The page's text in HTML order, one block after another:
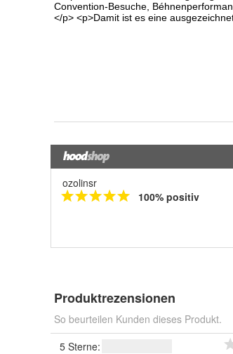
ozolinsr
100% positiv
Produktrezensionen
So beurteilen Kunden dieses Produkt.
5 Sterne: